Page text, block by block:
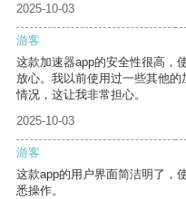
2025-10-03
游客
这款加速器app的安全性很高，
放心。我以前使用过一些其他
情况，这让我非常担心。
2025-10-03
游客
这款app的用户界面简洁明了，
悉操作。